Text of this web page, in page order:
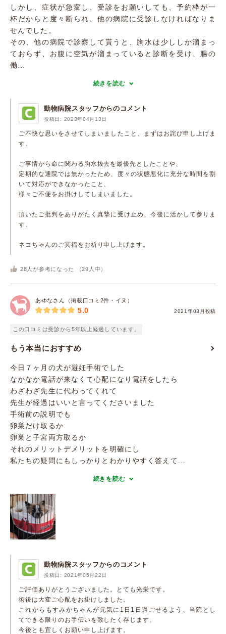
しかし、症状が急変し、受診をお願いしても、予約枠が一
杯だからと度々断られ、他の病院に受診しなければなりま
せんでした。
その、他の病院で診察して貰うと、胸水は少ししか溜まっ
ておらず、お腹に空気が溜まっていると診断を受け、腸の
働...
続きを読む
動物病院スタッフからのコメント
投稿日: 2023年04月13日
ご不快な思いをさせてしまいましたこと、まずはお詫び申し上げま
す。
ご事情から命に関わる胸水抜去を最優先としたことや、
定期的な通院では無かったため、度々の状態悪化に充分な時間を割
いて対応ができなかったこと、
様々ご不便をお掛けしてしまいました。
頂いたご批判をありがたく真摯に受け止め、今後に活かして参りま
す。
ネコちゃんのご冥福をお祈り申し上げます。
28 人が参考になった （29 人中）
あゆなさん（掲載口コミ2件・イヌ）
2021年03月投稿
5.0
この口コミは受診から5年以上経過しています。
もう本当におすすめ
今日７ヶ月の犬が避妊手術でした
なかなか電話が来なくて心配になり電話をしたら
わざわざ先生に代わってくれて
先生が経過はいいと言ってくださいました
手術前の説明でも
卵巣だけ取るか
卵巣と子宮両方取るか
それのメリットデメリットを明確にし
私たちの疑問にもしっかりとわかりやすく答えて...
続きを読む
動物病院スタッフからのコメント
投稿日: 2021年05月22日
ご評価ありがとうございました。とても光栄です。
術後は大変ご心配をお掛けしました。
これからもすみかちゃんが元気に1日1日過ごせるよう、当院とし
てできる限りのお手伝いを致したく存じます。
今後とも宜しくお願い申し上げます。